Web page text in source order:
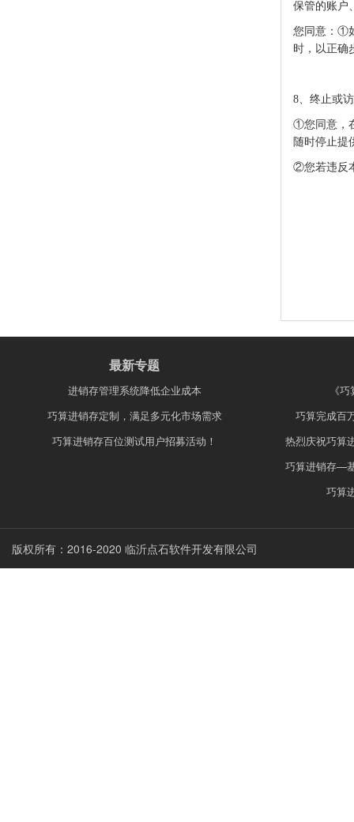
保管的账户
您同意： ①
时，以正确
8、终止或
①您同意，
随时停止提
②您若违反
最新专题
进销存管理系统降低企业成本
巧算进销存定制，满足多元化市场需求
巧算进销存百位测试用户招募活动！
《
巧算完成百
热烈庆祝巧算
巧算进销存—
巧算
版权所有：2016-2020 临沂点石软件开发有限公司